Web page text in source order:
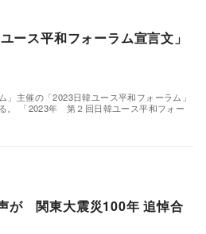
ース平和フォーラム宣言文」
」主催の「2023日韓ユース平和フォーラム」
。 「2023年 第２回日韓ユース平和フォー
が 関東大震災100年 追悼合